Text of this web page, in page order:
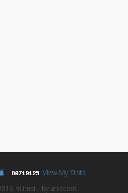
View My Stats
miimai - by aniccom